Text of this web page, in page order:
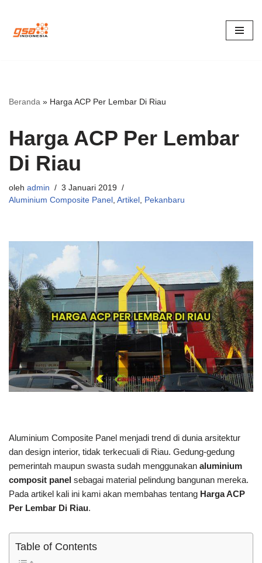
Lompat
Beranda » Harga ACP Per Lembar Di Riau
Harga ACP Per Lembar
Di Riau
oleh admin
3 Januari 2019
Aluminium Composite Panel , Artikel , Pekanbaru
Aluminium Composite Panel menjadi trend di dunia arsitektur
dan design interior, tidak terkecuali di Riau. Gedung-gedung
pemerintah maupun swasta sudah menggunakan aluminium
composit panel sebagai material pelindung bangunan mereka.
Pada artikel kali ini kami akan membahas tentang Harga ACP
Per Lembar Di Riau.
Table of Contents